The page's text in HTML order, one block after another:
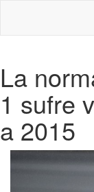
La
1 sufre
a 2015